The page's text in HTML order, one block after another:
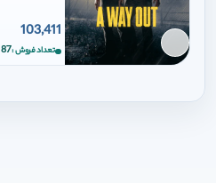
برای افزودن وارد شوید
103,411
تعداد فروش 87